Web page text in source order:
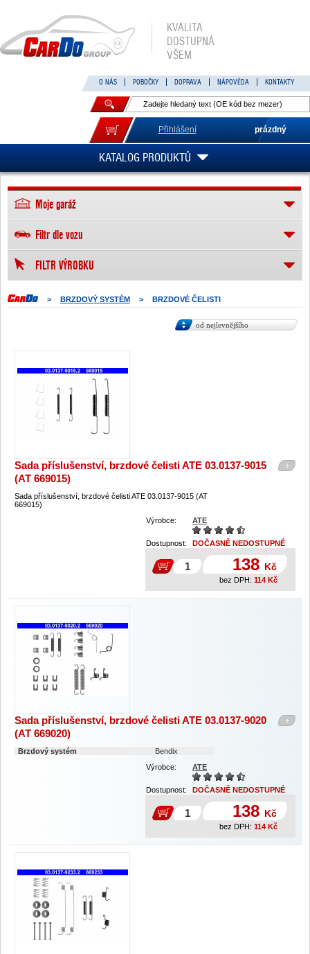
KVALITA
DOSTUPNÁ
VŠEM
O NÁS POBOČKY DOPRAVA NÁPOVĚDA KONTAKTY
Přihlášení prázdný
KATALOG PRODUKTŮ
> BRZDOVÝ SYSTÉM > BRZDOVÉ ČELISTI
od nejlevnějšího
+
Sada příslušenství, brzdové čelisti ATE 03.0137-9015
(AT 669015)
Sada příslušenství, brzdové čelisti ATE 03.0137-9015 (AT
669015)
Výrobce:
ATE
Dostupnost: DOČASNĚ NEDOSTUPNÉ
138 Kč
bez DPH: 114 Kč
+
Sada příslušenství, brzdové čelisti ATE 03.0137-9020
(AT 669020)
Brzdový systém
Bendix
Výrobce:
ATE
Dostupnost: DOČASNĚ NEDOSTUPNÉ
138 Kč
bez DPH: 114 Kč
Moje garáž
Filtr dle vozu
FILTR VÝROBKU